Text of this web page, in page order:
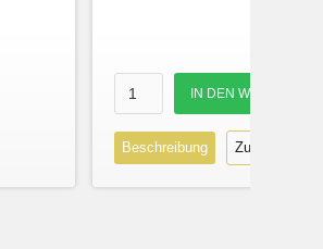
Beschreibung Zur